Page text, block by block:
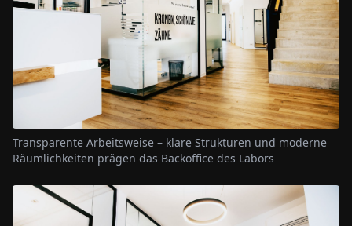
Transparente Arbeitsweise – klare Strukturen und moderne
Räumlichkeiten prägen das Backoffice des Labors